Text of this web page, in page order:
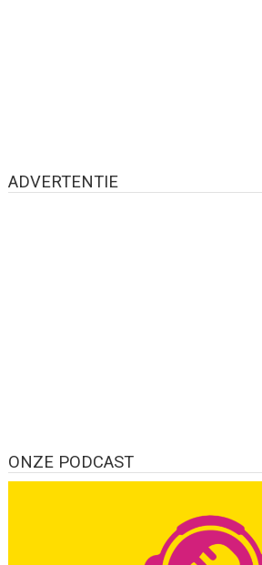
ADVERTENTIE
ONZE PODCAST